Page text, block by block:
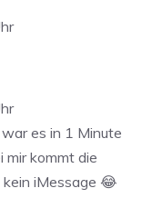
war es in 1 Minute
mir kommt die
iMessage 😂